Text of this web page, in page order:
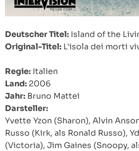
Deutscher Titel: Island of the
Original-Titel: L'isola dei morti
Regie: Italien
Land: 2006
Jahr: Bruno Mattei
Darsteller:
Yvette Yzon (Sharon), Alvin
Russo (Kirk, als Ronald Russo),
(Victoria), Jim Gaines (Snoopy,